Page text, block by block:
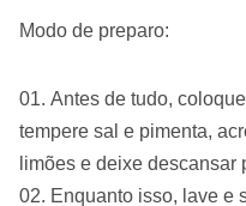
Modo de preparo:
Antes de tudo,
tempere sal e pimenta,
limões e deixe
Enquanto isso, lave e